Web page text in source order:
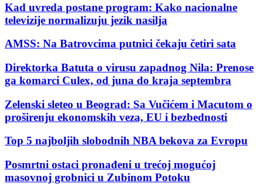
Kad uvreda postane program: Kako nacionalne
televizije normalizuju jezik nasilja
AMSS: Na Batrovcima putnici čekaju četiri sata
Direktorka Batuta o virusu zapadnog Nila: Prenose
ga komarci Culex, od juna do kraja septembra
Zelenski sleteo u Beograd: Sa Vučićem i Macutom o
proširenju ekonomskih veza, EU i bezbednosti
Top 5 najboljih slobodnih NBA bekova za Evropu
Posmrtni ostaci pronađeni u trećoj mogućoj
masovnoj grobnici u Zubinom Potoku